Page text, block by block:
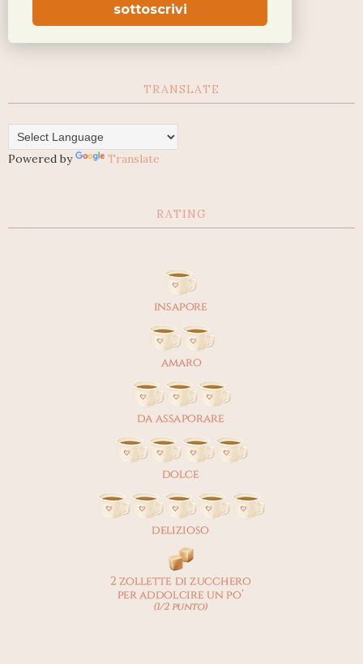
sottoscrivi
TRANSLATE
Powered by Translate
RATING